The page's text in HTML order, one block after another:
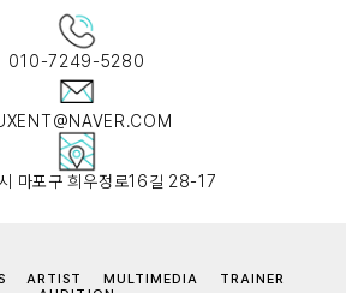
010-7249-5280
마포구 희우정로16길 28-17
ARTIST MULTIMEDIA
TRAINER